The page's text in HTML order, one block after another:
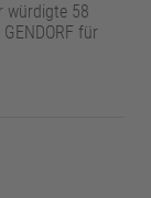
würdigte 58
für